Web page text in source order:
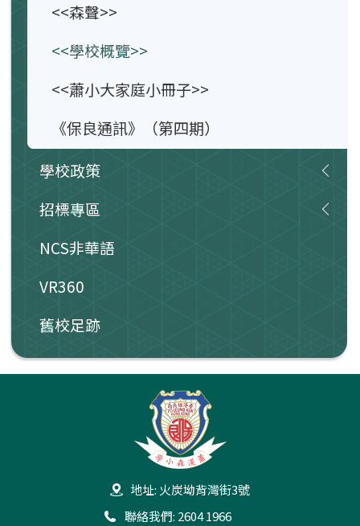
<<森聲>>
<<學校概覽>>
<<蕭小大家庭小冊子>>
《保良通訊》（第四期）
學校政策
招標專區
NCS非華語
VR360
舊校足跡
地址: 火炭坳背灣街3號
聯絡我們: 2604 1966